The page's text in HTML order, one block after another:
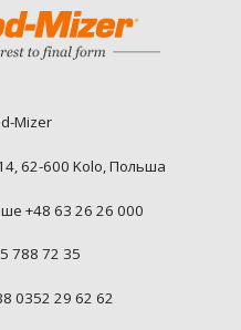
Mizer
62-600 Kolo, Польша
+48 63 26 26 000
788 72 35
0352 29 62 62